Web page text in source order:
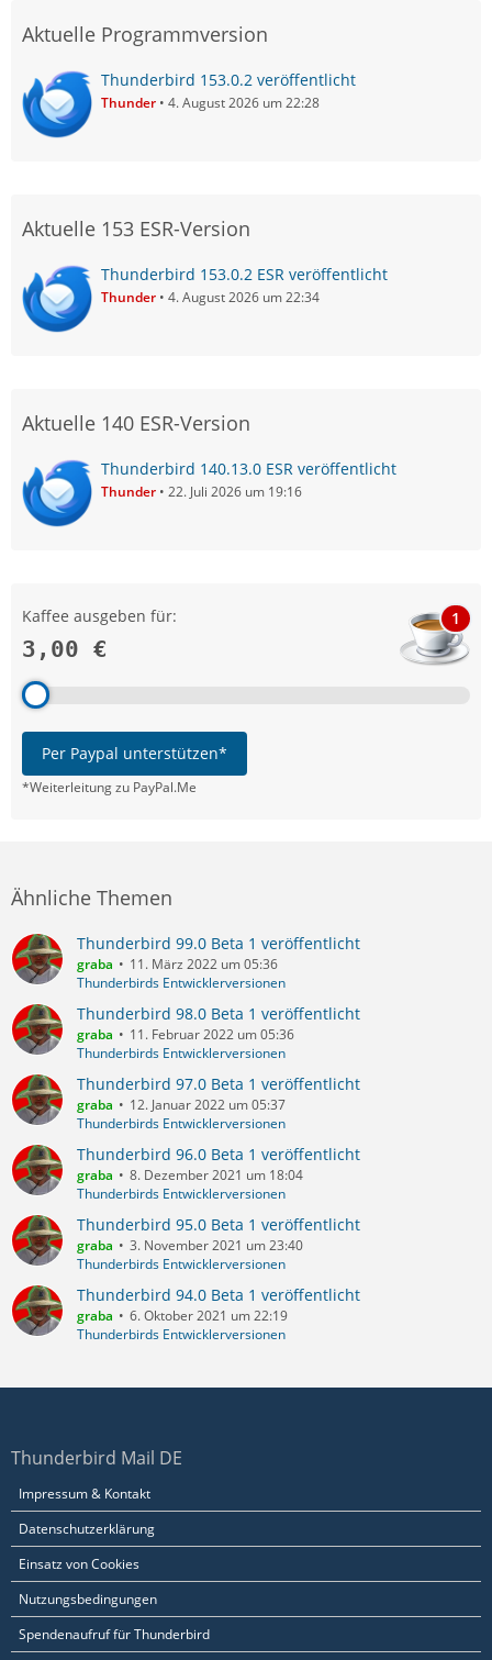
Aktuelle Programmversion
Thunderbird 153.0.2 veröffentlicht
Thunder 4. August 2026 um 22:28
Aktuelle 153 ESR-Version
Thunderbird 153.0.2 ESR veröffentlicht
Thunder 4. August 2026 um 22:34
Aktuelle 140 ESR-Version
Thunderbird 140.13.0 ESR veröffentlicht
Thunder 22. Juli 2026 um 19:16
Kaffee ausgeben für:
3,00 €
1
Per Paypal unterstützen*
*Weiterleitung zu PayPal.Me
Ähnliche Themen
Thunderbird 99.0 Beta 1 veröffentlicht
graba
11. März 2022 um 05:36
Thunderbirds Entwicklerversionen
Thunderbird 98.0 Beta 1 veröffentlicht
graba
11. Februar 2022 um 05:36
Thunderbirds Entwicklerversionen
Thunderbird 97.0 Beta 1 veröffentlicht
graba
12. Januar 2022 um 05:37
Thunderbirds Entwicklerversionen
Thunderbird 96.0 Beta 1 veröffentlicht
graba
8. Dezember 2021 um 18:04
Thunderbirds Entwicklerversionen
Thunderbird 95.0 Beta 1 veröffentlicht
graba
3. November 2021 um 23:40
Thunderbirds Entwicklerversionen
Thunderbird 94.0 Beta 1 veröffentlicht
graba
6. Oktober 2021 um 22:19
Thunderbirds Entwicklerversionen
Thunderbird Mail DE
Impressum & Kontakt
Datenschutzerklärung
Einsatz von Cookies
Nutzungsbedingungen
Spendenaufruf für Thunderbird